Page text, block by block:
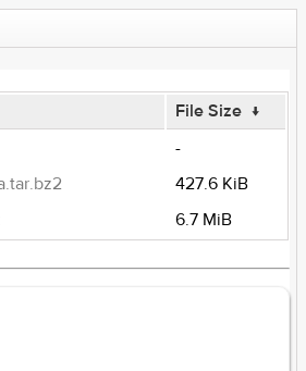
File Size ↓
-
427.6 KiB
6.7 MiB